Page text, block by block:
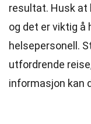
resultat. Husk at
og det er viktig å
helsepersonell.
utfordrende
informasjon kan